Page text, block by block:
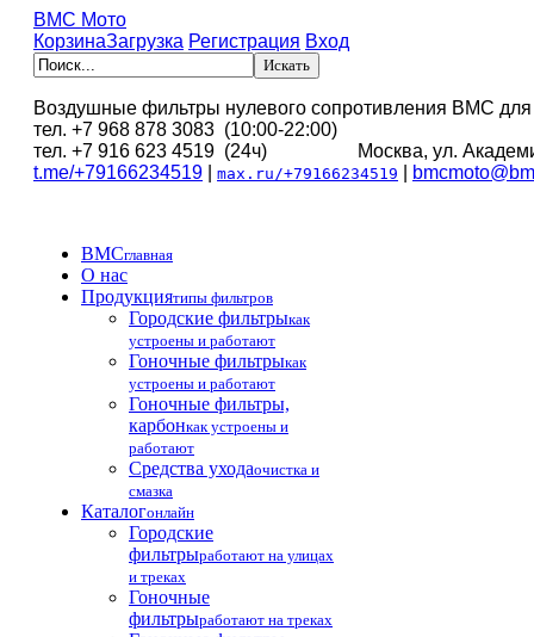
BMC Мото
КорзинаЗагрузка Регистрация Вход
Воздушные фильтры нулевого сопротивления BMC
тел. +7 968 878 3083 (10:00-22:00)
тел. +7 916 623 4519 (24ч) Москва, ул.
t.me/+79166234519
max.ru/+79166234519
BMCглавная
О нас
Продукциятипы фильтров
Городские фильтрыкак
устроены и работают
Гоночные фильтрыкак
устроены и работают
Гоночные фильтры,
карбонкак устроены и
работают
Средства уходаочистка и
смазка
Каталогонлайн
Городские
фильтрыработают на улицах
и треках
Гоночные
фильтрыработают на треках